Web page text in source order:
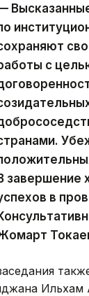
с
завершение
в